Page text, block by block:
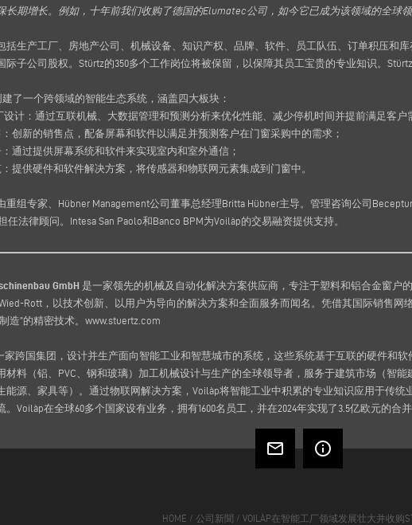
长期增长。例如，十年前我们收购了德国的Elumatec公司，如今它已成为该领域的全球
括生产工厂、房地产公司、机械设备、知识产权、品牌、软件、员工队伍、订单积压和
际子公司股权。Stürtz的350多个工作岗位将被保留，以保障其员工宝贵的专业知识。
建了一个跨领域的智能生态系统，涵盖四大板块：
设计：通过互联机械、大数据管理和预测分析来优化性能、减少停机时间并提前满足客户
创新的销售点，配备屏幕和软件以满足并预测客户在门窗采购中的需求；
通过提供屏幕系统和软件来实现室内和室外通信；
提供硬件和软件解决方案，将传感器和物联网元素集成到门窗中。
重组专家、Hübner Management公司董事总经理Britta Hübner主导。管理咨询公司
任法律顾问。Intesa San Paolo和Banco BPM为Voilàp的交易融资提供支持。
GmbH 是一家领先的机械及自动化解决方案供应商，专注于塑料和铝合金窗户
Rott，以技术创新、以用户为导向的解决方案和全面服务而闻名。凭借其国际销售网
造”的精密技术。 www.stuertz.com
家跨国集团，设计并生产面向智能工业和智慧城市的系统，这些系统基于互联的硬件和
材料（铝、PVC、钢和玻璃）加工机械设计与生产的全球领导者，服务于建筑市场（智
能源、家具等）。通过物联网解决方案，Voilàp将智能工业中积累的专业知识应用于传统
。Voilàp在全球60多个国家设有业务，拥有1600名员工，并在2024年实现了3.5亿欧元的合并
mail_outline info_outline
HOME / 公司新聞 / VOILÀP在智能工厂领域发展壮大并收购